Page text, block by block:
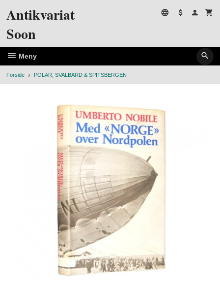
Antikvariat
Soon
Meny
Forside POLAR, SVALBARD & SPITSBERGEN